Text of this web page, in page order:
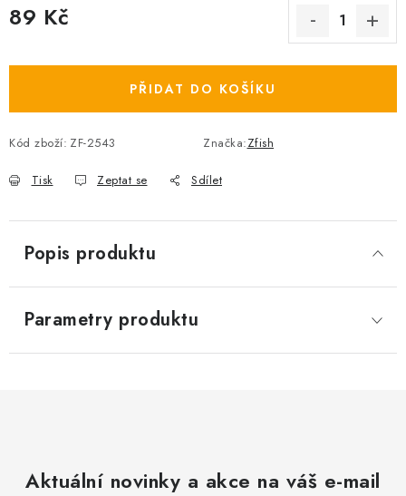
89 Kč
PŘIDAT DO KOŠÍKU
Kód zboží: ZF-2543 Značka:Zfish
Tisk Zeptat se Sdílet
Popis produktu
Parametry produktu
Aktuální novinky a akce na váš e-mail